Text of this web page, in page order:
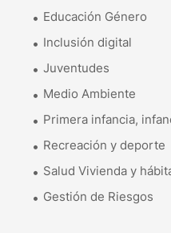
Educación Género
Inclusión digital
Juventudes
Medio Ambiente
Primera infancia,
Recreación y deporte
Salud Vivienda y
Gestión de Riesgos